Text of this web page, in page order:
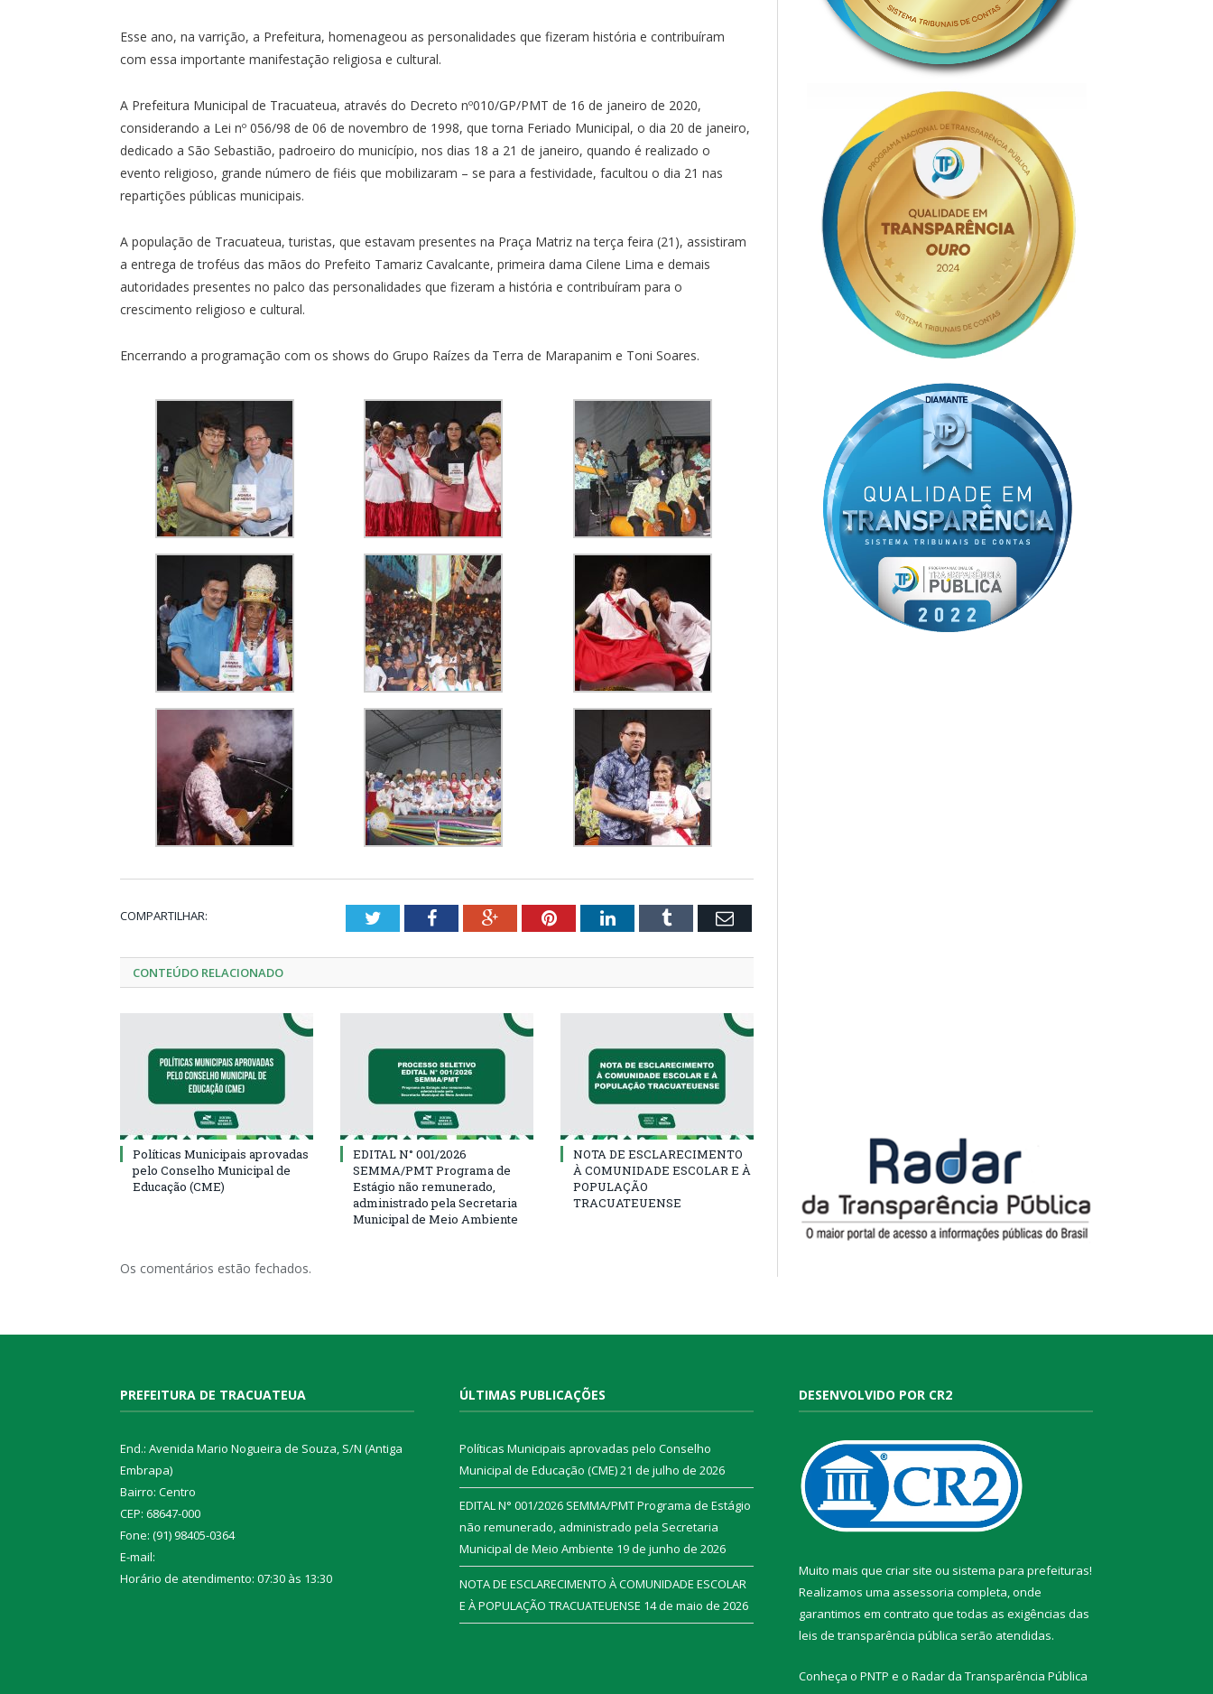
Esse ano, na varrição, a Prefeitura, homenageou as personalidades que fizeram história e contribuíram
com essa importante manifestação religiosa e cultural.
A Prefeitura Municipal de Tracuateua, através do Decreto nº010/GP/PMT de 16 de janeiro de 2020,
considerando a Lei nº 056/98 de 06 de novembro de 1998, que torna Feriado Municipal, o dia 20 de janeiro,
dedicado a São Sebastião, padroeiro do município, nos dias 18 a 21 de janeiro, quando é realizado o
evento religioso, grande número de fiéis que mobilizaram – se para a festividade, facultou o dia 21 nas
repartições públicas municipais.
A população de Tracuateua, turistas, que estavam presentes na Praça Matriz na terça feira (21), assistiram
a entrega de troféus das mãos do Prefeito Tamariz Cavalcante, primeira dama Cilene Lima e demais
autoridades presentes no palco das personalidades que fizeram a história e contribuíram para o
crescimento religioso e cultural.
Encerrando a programação com os shows do Grupo Raízes da Terra de Marapanim e Toni Soares.
COMPARTILHAR: TwitterFacebookGoogle+PinterestLinkedInTumblr Email
CONTEÚDO RELACIONADO
Políticas Municipais aprovadas
pelo Conselho Municipal de
Educação (CME)
EDITAL N° 001/2026
SEMMA/PMT Programa de
Estágio não remunerado,
administrado pela Secretaria
Municipal de Meio Ambiente
NOTA DE ESCLARECIMENTO
À COMUNIDADE ESCOLAR E À
POPULAÇÃO
TRACUATEUENSE
Os comentários estão fechados.
PREFEITURA DE TRACUATEUA
End.: Avenida Mario Nogueira de Souza, S/N (Antiga
Embrapa)
Bairro: Centro
CEP: 68647-000
Fone: (91) 98405-0364
E-mail:
Horário de atendimento: 07:30 às 13:30
ÚLTIMAS PUBLICAÇÕES
Políticas Municipais aprovadas pelo Conselho
Municipal de Educação (CME)21 de julho de 2026
EDITAL N° 001/2026 SEMMA/PMT Programa de Estágio
não remunerado, administrado pela Secretaria
Municipal de Meio Ambiente 19 de junho de 2026
NOTA DE ESCLARECIMENTO À COMUNIDADE ESCOLAR
E À POPULAÇÃO TRACUATEUENSE 14 de maio de 2026
DESENVOLVIDO POR CR2
Muito mais que criar site ou sistema para prefeituras!
Realizamos uma assessoria completa, onde
garantimos em contrato que todas as exigências das
leis de transparência pública serão atendidas.
Conheça o PNTP e o Radar da Transparência Pública